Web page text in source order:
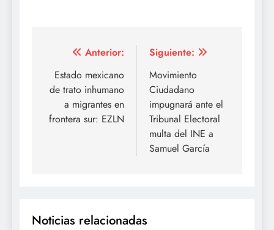
Navegación
de
entradas
Anterior:
Estado mexicano
de trato inhumano
a migrantes en
frontera sur: EZLN
Siguiente:
Movimiento
Ciudadano
impugnará ante el
Tribunal Electoral
multa del INE a
Samuel García
Noticias relacionadas